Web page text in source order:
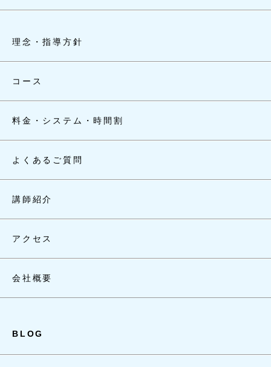
理念・指導方針
コース
料金・システム・時間割
よくあるご質問
講師紹介
アクセス
会社概要
BLOG